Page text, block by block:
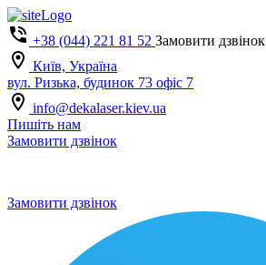
+38 (044) 221 81 52 Замовити дзвінок
Київ, Україна
вул. Ризька, будинок 73 офіс 7
info@dekalaser.kiev.ua
Пишіть нам
Замовити дзвінок
Замовити дзвінок